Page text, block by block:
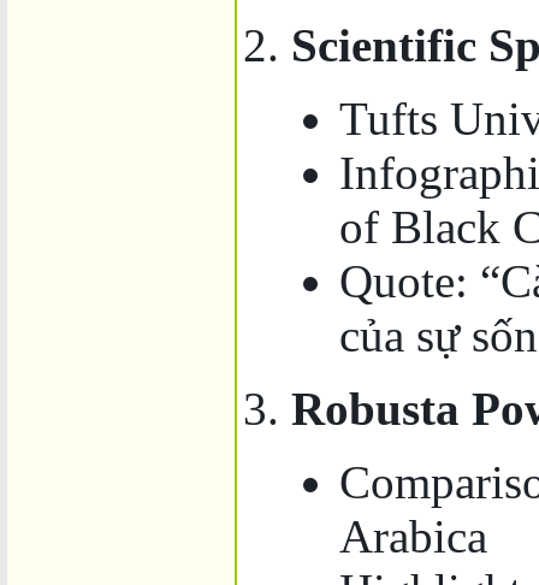
Scientific
Tufts
of Black
Quote:
của sự
Robusta
Arabica